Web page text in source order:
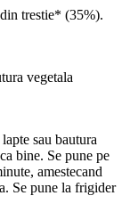
trestie* (35%).
vegetala
sau bautura
bine. Se pune pe
amestecand
Se pune la frigider